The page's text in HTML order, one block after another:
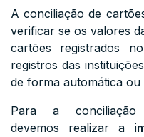
A conciliação de
verificar se os valores
cartões registrados
registros das
de forma automática ou
Para a conciliação
devemos realizar a